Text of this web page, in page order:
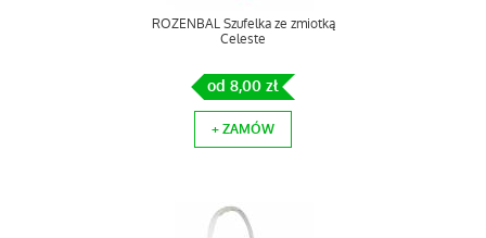
ROZENBAL Szufelka ze zmiotką
Celeste
od 8,00 zł
+ ZAMÓW